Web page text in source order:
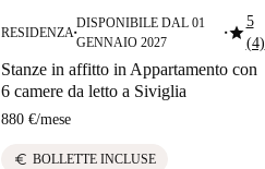
RESIDENZA■
DISPONIBILE DAL 01
GENNAIO 2027
■star5
(4)
Stanze in affitto in Appartamento con
6 camere da letto a Siviglia
880 €/mese
euro BOLLETTE INCLUSE